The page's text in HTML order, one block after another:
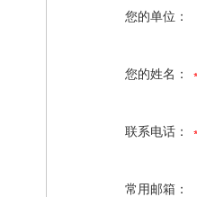
您的单位：
您的姓名：
联系电话：
常用邮箱：